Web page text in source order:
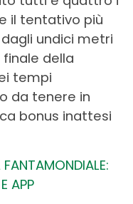
il tentativo più
undici metri
della
tempi
da tenere in
bonus inattesi
APP